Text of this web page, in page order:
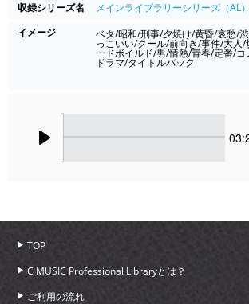
収録シリーズ名
メインライブラリーシリーズ（AL）
イメージ
ベタ/昭和/刑事/夕焼け/黄昏/哀愁/
っこいい/クール/前向き/事件/大人
ードボイルド/男/情熱/青春/定番/
ドラマ/タイトルバック
TOP
C MUSIC Professional Libraryとは？
ご利用の流れ